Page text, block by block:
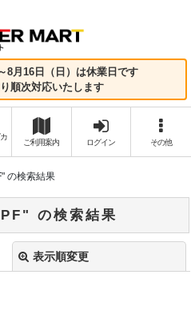
8月16日（日）は休業日です
順次対応いたします
ご利用案内 ログイン その他
の検索結果
の検索結果
表示順変更